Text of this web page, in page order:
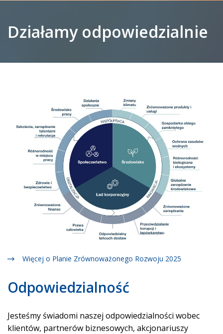
Działamy odpowiedzialnie
Więcej o Planie Zrównoważonego Rozwoju 2025
Odpowiedzialność
Jesteśmy świadomi naszej odpowiedzialności wobec
klientów, partnerów biznesowych, akcjonariuszy